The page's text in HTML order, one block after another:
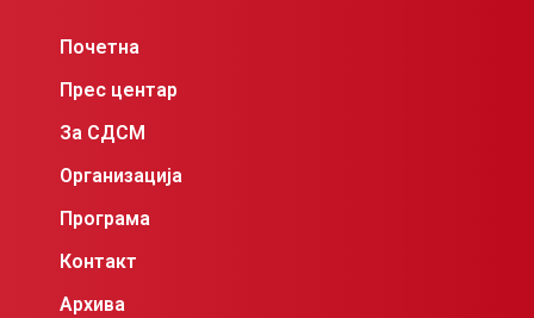
Почетна
Прес центар
За СДСМ
Организација
Програма
Контакт
Архива